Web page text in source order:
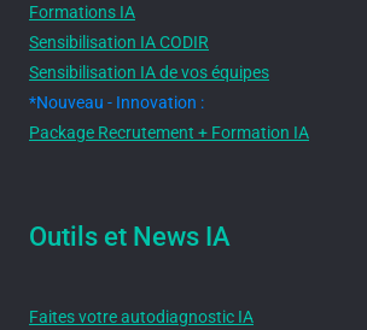
Formations IA
Sensibilisation IA CODIR
Sensibilisation IA de vos équipes
*Nouveau - Innovation :
Package Recrutement + Formation IA
Outils et News IA
Faites votre autodiagnostic IA